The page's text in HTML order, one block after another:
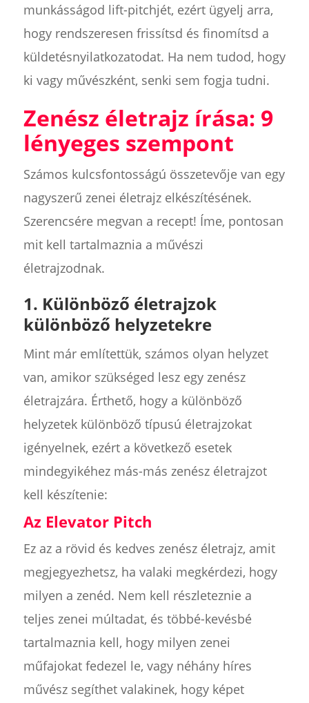
munkásságod lift-pitchjét, ezért ügyelj arra,
hogy rendszeresen frissítsd és finomítsd a
küldetésnyilatkozatodat. Ha nem tudod, hogy
ki vagy művészként, senki sem fogja tudni.
Zenész életrajz írása: 9
lényeges szempont
Számos kulcsfontosságú összetevője van egy
nagyszerű zenei életrajz elkészítésének.
Szerencsére megvan a recept! Íme, pontosan
mit kell tartalmaznia a művészi
életrajzodnak.
1. Különböző életrajzok
különböző helyzetekre
Mint már említettük, számos olyan helyzet
van, amikor szükséged lesz egy zenész
életrajzára. Érthető, hogy a különböző
helyzetek különböző típusú életrajzokat
igényelnek, ezért a következő esetek
mindegyikéhez más-más zenész életrajzot
kell készítenie:
Az Elevator Pitch
Ez az a rövid és kedves zenész életrajz, amit
megjegyezhetsz, ha valaki megkérdezi, hogy
milyen a zenéd. Nem kell részleteznie a
teljes zenei múltadat, és többé-kevésbé
tartalmaznia kell, hogy milyen zenei
műfajokat fedezel le, vagy néhány híres
művész segíthet valakinek, hogy képet